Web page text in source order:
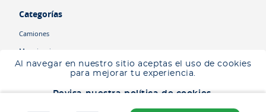
Al navegar en nuestro sitio aceptas el uso de cookies
para mejorar tu experiencia.
Revisa nuestra política de cookies.
Ingresa tu ubicación para ver los productos disponibles en tu zona
Categorías
Camiones
Maquinaria
Autos